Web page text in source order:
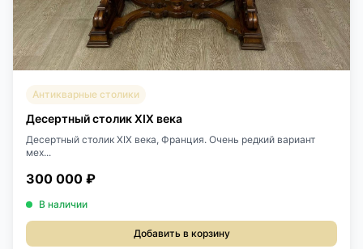
Антикварные столики
Десертный столик XIX века
Десертный столик XIX века, Франция. Очень редкий вариант
мех...
300 000 ₽
В наличии
Добавить в корзину